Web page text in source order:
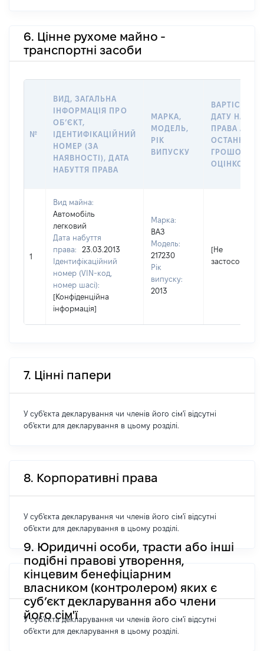
6. Цінне рухоме майно -
транспортні засоби
№
ВИД, ЗАГАЛЬНА
ІНФОРМАЦІЯ ПРО
ОБʼЄКТ,
ІДЕНТИФІКАЦІЙНИЙ
НОМЕР (ЗА
НАЯВНОСТІ), ДАТА
НАБУТТЯ ПРАВА
МАРКА,
МОДЕЛЬ,
РІК
ВИПУСКУ
ВАРТІСТЬ НА
ДАТУ
ПРАВА АБО
ГРОШОВОЮ
ОЦІНКОЮ,
1
Вид майна:
Автомобіль
легковий
Дата набуття
права:
23.03.2013
Ідентифікаційний
номер (VIN-код,
номер шасі):
[Конфіденційна
інформація]
Марка:
ВАЗ
Модель:
217230
Рік
випуску:
2013
[Не
7. Цінні папери
У суб'єкта декларування чи членів його сім'ї відсутні
об'єкти для декларування в цьому розділі.
8. Корпоративні права
У суб'єкта декларування чи членів його сім'ї відсутні
об'єкти для декларування в цьому розділі.
9. Юридичні особи, трасти або інші
подібні правові утворення,
кінцевим бенефіціарним
власником (контролером) яких є
суб’єкт декларування або члени
його сім'ї
У суб'єкта декларування чи членів його сім'ї відсутні
об'єкти для декларування в цьому розділі.